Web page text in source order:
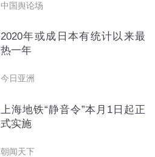
中国舆论场
2020年或成日本有统计以来最
热一年
今日亚洲
上海地铁“静音令”本月1日起正
式实施
朝闻天下